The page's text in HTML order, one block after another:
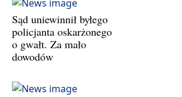
Sąd uniewinnił byłego
policjanta oskarżonego
o gwałt. Za mało
dowodów